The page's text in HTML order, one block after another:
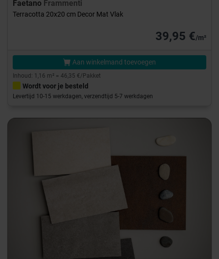
Faetano Frammenti
Terracotta 20x20 cm Decor Mat Vlak
39,95 €/m²
Aan winkelmand toevoegen
Inhoud: 1,16 m² = 46,35 €/Pakket
Wordt voor je besteld
Levertijd 10-15 werkdagen, verzendtijd 5-7 werkdagen